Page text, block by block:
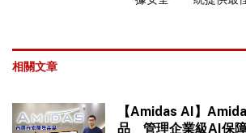
相關文章
【Amidas AI】
品 管理企業級AI保